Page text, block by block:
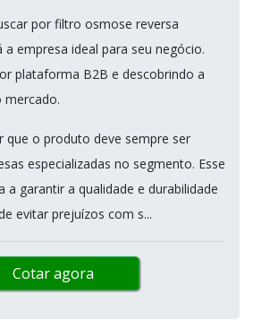
por filtro osmose reversa
empresa ideal para seu negócio.
plataforma B2B e descobrindo a
mercado.
que o produto deve sempre ser
especializadas no segmento. Esse
a garantir a qualidade e durabilidade
evitar prejuízos com s...
Cotar agora